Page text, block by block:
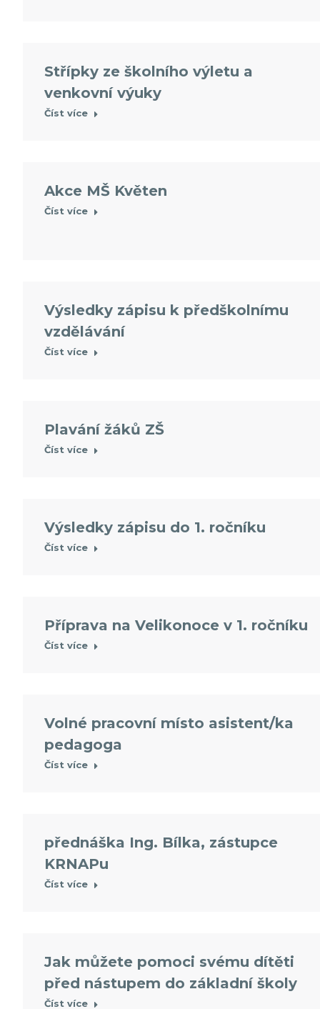
Střípky ze školního výletu a
venkovní výuky
Číst více
Akce MŠ Květen
Číst více
Výsledky zápisu k předškolnímu
vzdělávání
Číst více
Plavání žáků ZŠ
Číst více
Výsledky zápisu do 1. ročníku
Číst více
Příprava na Velikonoce v 1. ročníku
Číst více
Volné pracovní místo asistent/ka
pedagoga
Číst více
přednáška Ing. Bílka, zástupce
KRNAPu
Číst více
Jak můžete pomoci svému dítěti
před nástupem do základní školy
Číst více